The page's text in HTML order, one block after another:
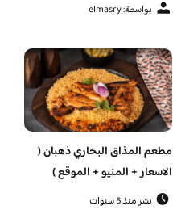
بواسطة: elmasry
مطعم المذاق البخاري ذهبان (
الاسعار + المنيو + الموقع )
نشر منذ 5 سنوات